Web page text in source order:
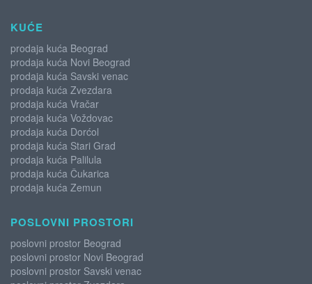
KUĆE
prodaja kuća Beograd
prodaja kuća Novi Beograd
prodaja kuća Savski venac
prodaja kuća Zvezdara
prodaja kuća Vračar
prodaja kuća Voždovac
prodaja kuća Dorćol
prodaja kuća Stari Grad
prodaja kuća Palilula
prodaja kuća Čukarica
prodaja kuća Zemun
POSLOVNI PROSTORI
poslovni prostor Beograd
poslovni prostor Novi Beograd
poslovni prostor Savski venac